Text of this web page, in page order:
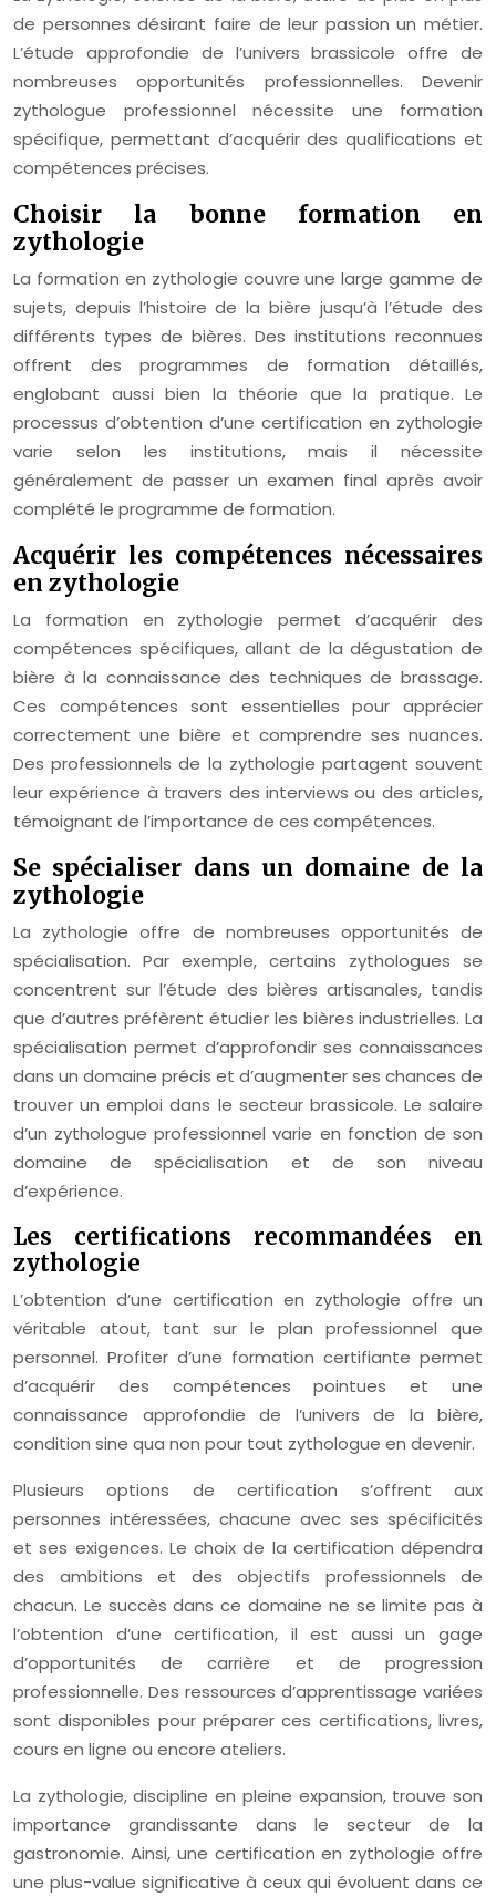
de personnes désirant faire de leur passion un métier.
L’étude approfondie de l’univers brassicole offre de
nombreuses opportunités professionnelles. Devenir
zythologue professionnel nécessite une formation
spécifique, permettant d’acquérir des qualifications et
compétences précises.
Choisir la bonne formation en
zythologie
La formation en zythologie couvre une large gamme de
sujets, depuis l’histoire de la bière jusqu’à l’étude des
différents types de bières. Des institutions reconnues
offrent des programmes de formation détaillés,
englobant aussi bien la théorie que la pratique. Le
processus d’obtention d’une certification en zythologie
varie selon les institutions, mais il nécessite
généralement de passer un examen final après avoir
complété le programme de formation.
Acquérir les compétences nécessaires
en zythologie
La formation en zythologie permet d’acquérir des
compétences spécifiques, allant de la dégustation de
bière à la connaissance des techniques de brassage.
Ces compétences sont essentielles pour apprécier
correctement une bière et comprendre ses nuances.
Des professionnels de la zythologie partagent souvent
leur expérience à travers des interviews ou des articles,
témoignant de l’importance de ces compétences.
Se spécialiser dans un domaine de la
zythologie
La zythologie offre de nombreuses opportunités de
spécialisation. Par exemple, certains zythologues se
concentrent sur l’étude des bières artisanales, tandis
que d’autres préfèrent étudier les bières industrielles. La
spécialisation permet d’approfondir ses connaissances
dans un domaine précis et d’augmenter ses chances de
trouver un emploi dans le secteur brassicole. Le salaire
d’un zythologue professionnel varie en fonction de son
domaine de spécialisation et de son niveau
d’expérience.
Les certifications recommandées en
zythologie
L’obtention d’une certification en zythologie offre un
véritable atout, tant sur le plan professionnel que
personnel. Profiter d’une formation certifiante permet
d’acquérir des compétences pointues et une
connaissance approfondie de l’univers de la bière,
condition sine qua non pour tout zythologue en devenir.
Plusieurs options de certification s’offrent aux
personnes intéressées, chacune avec ses spécificités
et ses exigences. Le choix de la certification dépendra
des ambitions et des objectifs professionnels de
chacun. Le succès dans ce domaine ne se limite pas à
l’obtention d’une certification, il est aussi un gage
d’opportunités de carrière et de progression
professionnelle. Des ressources d’apprentissage variées
sont disponibles pour préparer ces certifications, livres,
cours en ligne ou encore ateliers.
La zythologie, discipline en pleine expansion, trouve son
importance grandissante dans le secteur de la
gastronomie. Ainsi, une certification en zythologie offre
une plus-value significative à ceux qui évoluent dans ce